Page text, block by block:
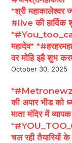
*श्री महाकालेश्वर
#live की हार्दिक
महादेव*
वर मोहि इहै शुभ
October 30, 2025
की अपार भीड को
माता मंदिर में
चल रही तैयारियों के